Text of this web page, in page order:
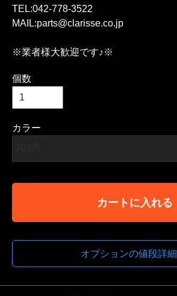
TEL:042-778-3522
MAIL:parts@clarisse.co.jp
※業者様大歓迎です♪※
個数
カラー
カートに入れる
オプションの値段詳細